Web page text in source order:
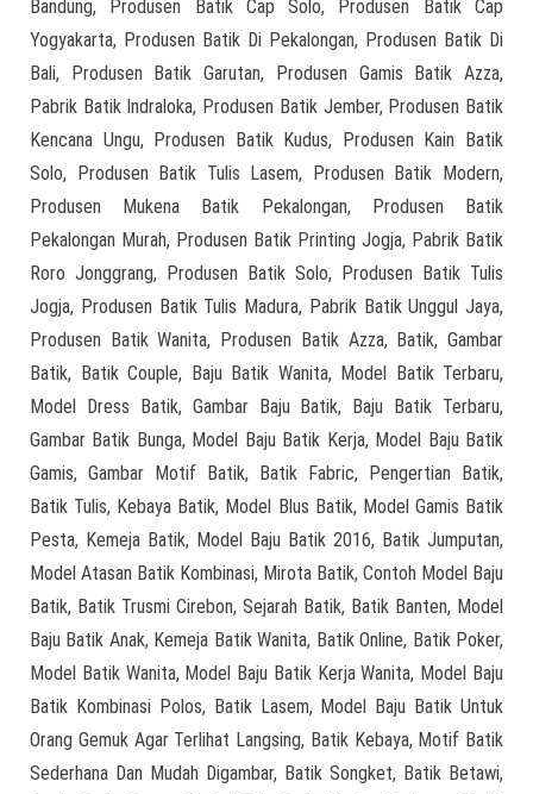
Bandung, Produsen Batik Cap Solo, Produsen Batik Cap
Yogyakarta, Produsen Batik Di Pekalongan, Produsen Batik Di
Bali, Produsen Batik Garutan, Produsen Gamis Batik Azza,
Pabrik Batik Indraloka, Produsen Batik Jember, Produsen Batik
Kencana Ungu, Produsen Batik Kudus, Produsen Kain Batik
Solo, Produsen Batik Tulis Lasem, Produsen Batik Modern,
Produsen Mukena Batik Pekalongan, Produsen Batik
Pekalongan Murah, Produsen Batik Printing Jogja, Pabrik Batik
Roro Jonggrang, Produsen Batik Solo, Produsen Batik Tulis
Jogja, Produsen Batik Tulis Madura, Pabrik Batik Unggul Jaya,
Produsen Batik Wanita, Produsen Batik Azza, Batik, Gambar
Batik, Batik Couple, Baju Batik Wanita, Model Batik Terbaru,
Model Dress Batik, Gambar Baju Batik, Baju Batik Terbaru,
Gambar Batik Bunga, Model Baju Batik Kerja, Model Baju Batik
Gamis, Gambar Motif Batik, Batik Fabric, Pengertian Batik,
Batik Tulis, Kebaya Batik, Model Blus Batik, Model Gamis Batik
Pesta, Kemeja Batik, Model Baju Batik 2016, Batik Jumputan,
Model Atasan Batik Kombinasi, Mirota Batik, Contoh Model Baju
Batik, Batik Trusmi Cirebon, Sejarah Batik, Batik Banten, Model
Baju Batik Anak, Kemeja Batik Wanita, Batik Online, Batik Poker,
Model Batik Wanita, Model Baju Batik Kerja Wanita, Model Baju
Batik Kombinasi Polos, Batik Lasem, Model Baju Batik Untuk
Orang Gemuk Agar Terlihat Langsing, Batik Kebaya, Motif Batik
Sederhana Dan Mudah Digambar, Batik Songket, Batik Betawi,